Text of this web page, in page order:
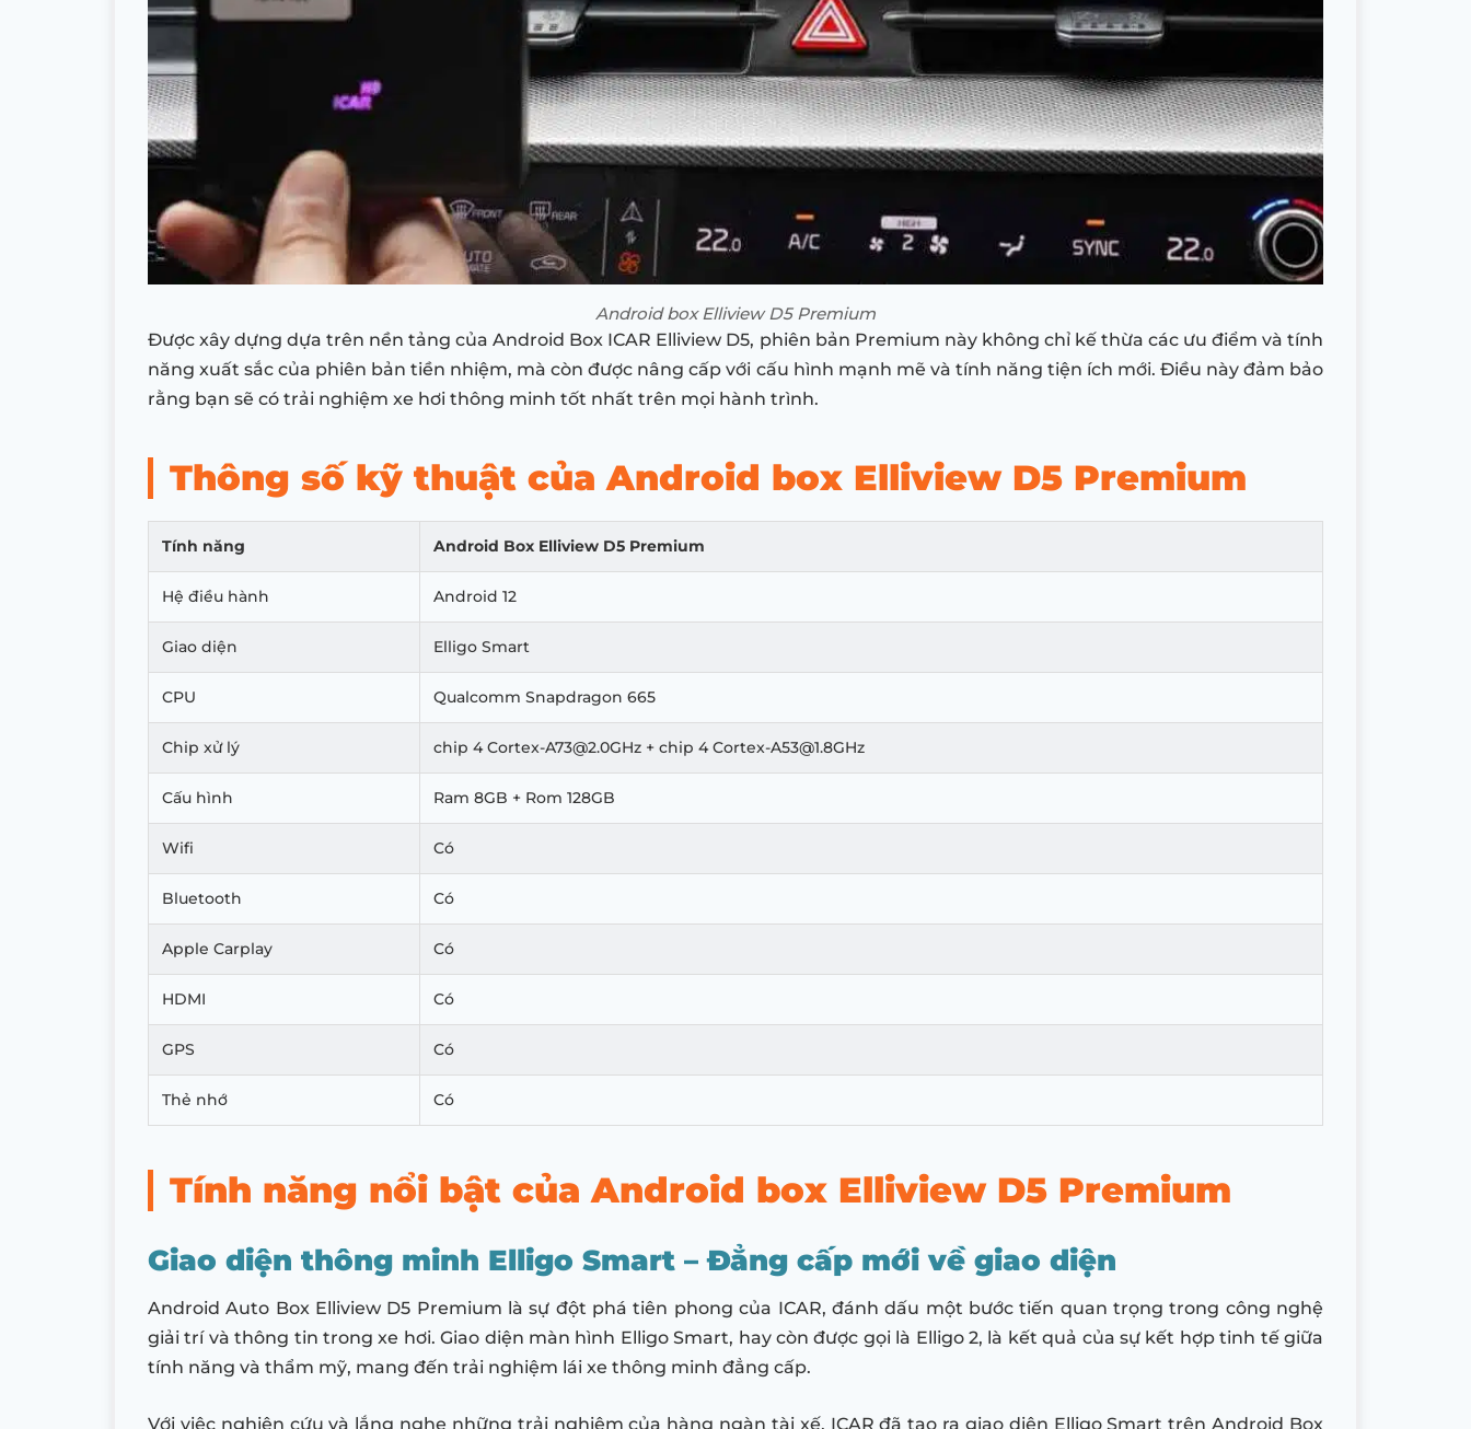
Android box Elliview D5 Premium
Được xây dựng dựa trên nền tảng của Android Box ICAR Elliview D5, phiên bản Premium này không chỉ kế thừa các ưu điểm và tính
năng xuất sắc của phiên bản tiền nhiệm, mà còn được nâng cấp với cấu hình mạnh mẽ và tính năng tiện ích mới. Điều này đảm bảo
rằng bạn sẽ có trải nghiệm xe hơi thông minh tốt nhất trên mọi hành trình.
Thông số kỹ thuật của Android box Elliview D5 Premium
Tính năng Android Box Elliview D5 Premium
Hệ điều hành Android 12
Giao diện Elligo Smart
CPU Qualcomm Snapdragon 665
Chip xử lý chip 4 Cortex-A73@2.0GHz + chip 4 Cortex-A53@1.8GHz
Cấu hình Ram 8GB + Rom 128GB
Wifi Có
Bluetooth Có
Apple Carplay Có
HDMI Có
GPS Có
Thẻ nhớ Có
Tính năng nổi bật của Android box Elliview D5 Premium
Giao diện thông minh Elligo Smart – Đẳng cấp mới về giao diện
Android Auto Box Elliview D5 Premium là sự đột phá tiên phong của ICAR, đánh dấu một bước tiến quan trọng trong công nghệ
giải trí và thông tin trong xe hơi. Giao diện màn hình Elligo Smart, hay còn được gọi là Elligo 2, là kết quả của sự kết hợp tinh tế giữa
tính năng và thẩm mỹ, mang đến trải nghiệm lái xe thông minh đẳng cấp.
Với việc nghiên cứu và lắng nghe những trải nghiệm của hàng ngàn tài xế, ICAR đã tạo ra giao diện Elligo Smart trên Android Box